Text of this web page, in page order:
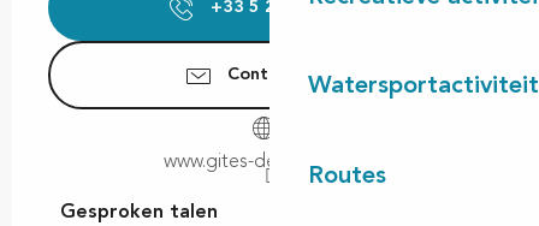
Routes
+33 5 25 00 64▒▒
Contacteer ons
www.gites-de-france.com
Gesproken talen
Gesproken talen